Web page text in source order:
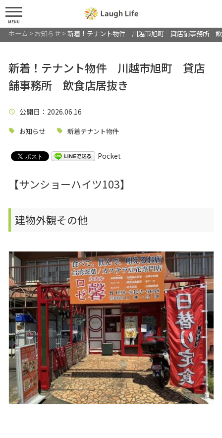
MENU
ホーム > お知らせ>新着！テナント物件 川越市旭町 貸店舗事務所 飲
新着！テナント物件 川越市旭町 貸店
舗事務所 飲食店居抜き
公開日 ：2026.06.16
お知らせ 新着テナント物件
Pocket
【サンショーハイツ103】
建物外観その他